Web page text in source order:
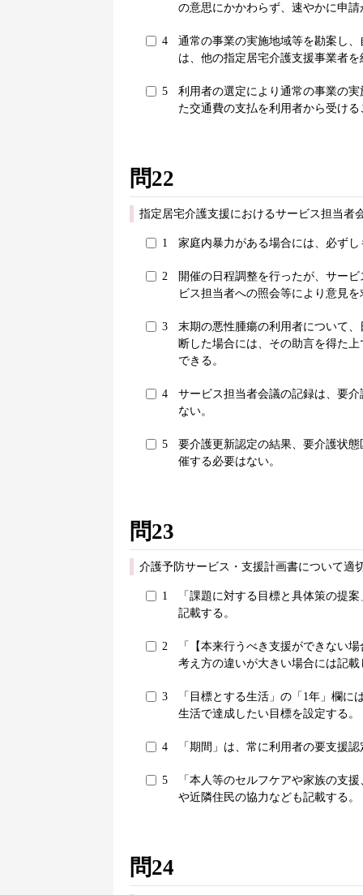
の意思にかかわらず、速やかに申
4
通常の事業の実施地域等を勘案し
は、他の指定居宅介護支援事業者
5
利用者の選定により通常の事業の
た交通費の支払を利用者から受け
問22
指定居宅介護支援におけるサービス担当者
1 家庭内暴力がある場合には、必ず
2
開催の日程調整を行ったが、サー
ビス担当者への照会等により意見
3
末期の悪性腫瘍の利用者について
断した場合には、その助言を得た
できる。
4
サービス担当者会議の記録は、要
ない。
5
要介護更新認定の結果、要介護状
催する必要はない。
問23
介護予防サービス・支援計画書について適
1
「課題に対する目標と具体策の提
記載する。
2
「【本来行うべき支援ができない
考え方の違いが大きい場合には記載
3
「目標とする生活」の「1年」欄
生活で達成したい目標を設定する。
4 「期間」は、常に利用者の要支援
5
「本人等のセルフケアや家族の支
や近隣住民の協力なども記載する。
問24